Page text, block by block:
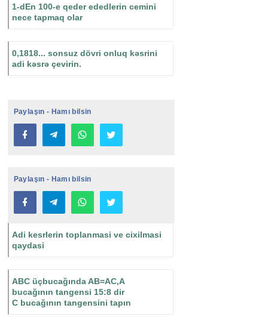
1-dEn 100-e qeder ededlerin cemini
nece tapmaq olar
0,1818... sonsuz dövri onluq kəsrini
adi kəsrə çevirin.
Paylaşın - Hamı bilsin
Paylaşın - Hamı bilsin
Adi kesrlerin toplanmasi ve cixilmasi
qaydasi
ABC üçbucağında AB=AC,A
bucağının tangensi 15:8 dir
C bucağının tangensini tapın